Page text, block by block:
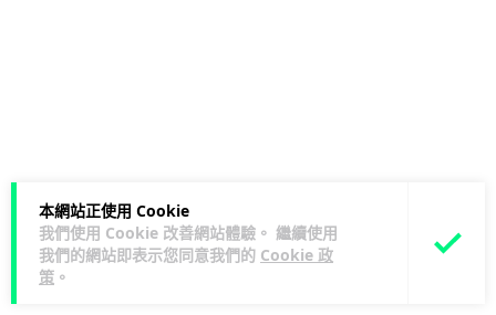
本網站正使用 Cookie
我們使用 Cookie 改善網站體驗。 繼續使用
我們的網站即表示您同意我們的 Cookie 政
策 。